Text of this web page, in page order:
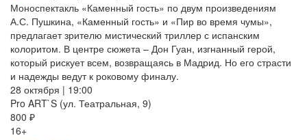
Моноспектакль «Каменный гость» по двум произведениям
А.С. Пушкина, «Каменный гость» и «Пир во время чумы»,
предлагает зрителю мистический триллер с испанским
колоритом. В центре сюжета – Дон Гуан, изгнанный герой,
который рискует всем, возвращаясь в Мадрид. Но его страсти
и надежды ведут к роковому финалу.
28 октября | 19:00
Pro ART`S (ул. Театральная, 9)
800 ₽
16+